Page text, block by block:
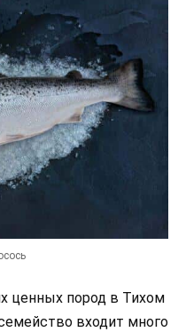
ценных пород в Тихом
входит много